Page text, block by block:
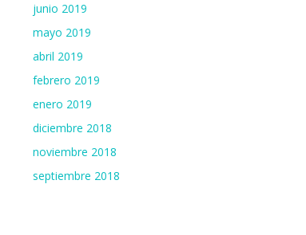
junio 2019
mayo 2019
abril 2019
febrero 2019
enero 2019
diciembre 2018
noviembre 2018
septiembre 2018